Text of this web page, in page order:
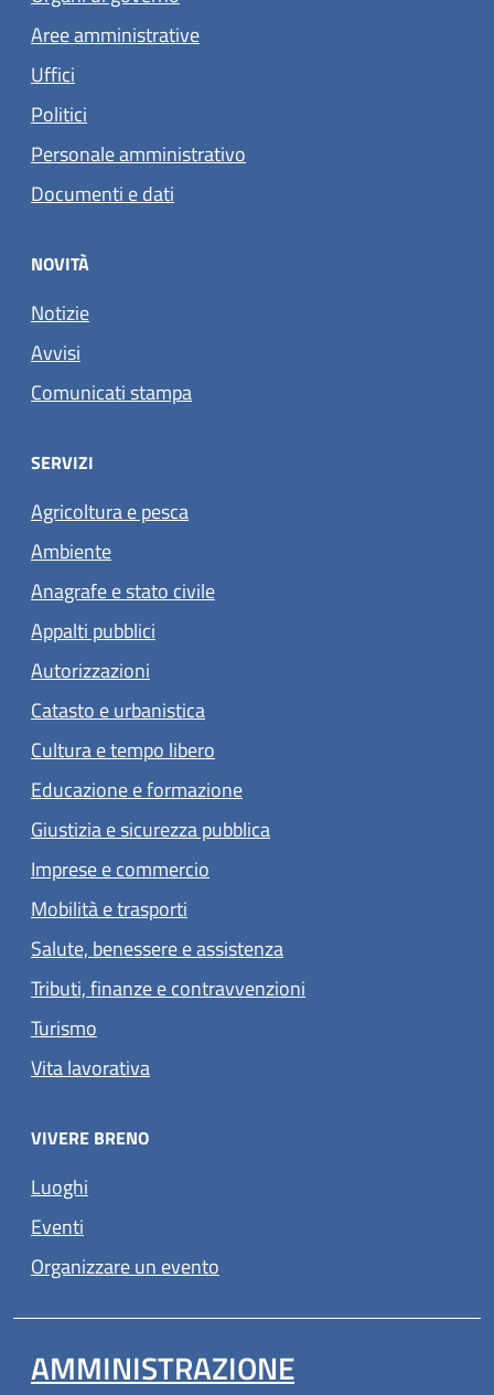
Aree amministrative
Uffici
Politici
Personale amministrativo
Documenti e dati
NOVITÀ
Notizie
Avvisi
Comunicati stampa
SERVIZI
Agricoltura e pesca
Ambiente
Anagrafe e stato civile
Appalti pubblici
Autorizzazioni
Catasto e urbanistica
Cultura e tempo libero
Educazione e formazione
Giustizia e sicurezza pubblica
Imprese e commercio
Mobilità e trasporti
Salute, benessere e assistenza
Tributi, finanze e contravvenzioni
Turismo
Vita lavorativa
VIVERE BRENO
Luoghi
Eventi
Organizzare un evento
AMMINISTRAZIONE